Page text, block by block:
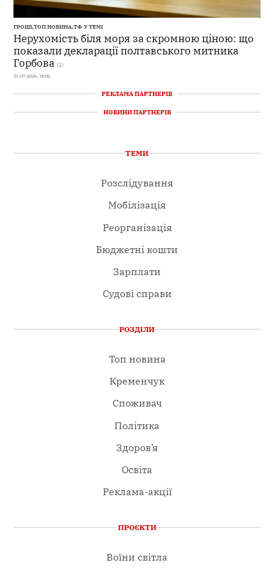
ГРОШІ,ТОП НОВИНА,ТФ У ТЕМІ
Нерухомість біля моря за скромною ціною: що
показали декларації полтавського митника
Горбова (1)
31-07-2026, 18:02
РЕКЛАМА ПАРТНЕРІВ
НОВИНИ ПАРТНЕРІВ
ТЕМИ
Розслідування
Мобілізація
Реорганізація
Бюджетні кошти
Зарплати
Судові справи
РОЗДІЛИ
Топ новина
Кременчук
Споживач
Політика
Здоров’я
Освіта
Реклама-акції
ПРОЄКТИ
Воїни світла